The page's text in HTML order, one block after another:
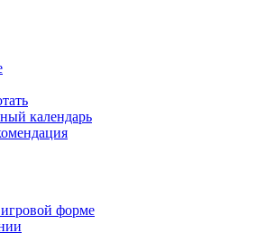
календарь
форме